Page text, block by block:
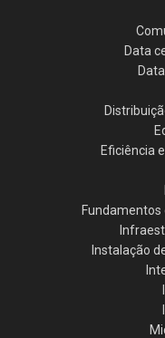
Data
Eficiência
Instalação